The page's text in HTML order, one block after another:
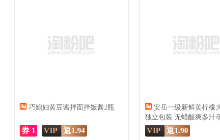
巧媳妇黄豆酱拌面拌饭酱2瓶
券 1 VIP 返1.94
安岳一级新鲜黄柠檬
独立包装 无蜡酸爽多汁
VIP 返1.90